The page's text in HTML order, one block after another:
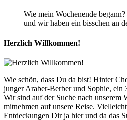
Wie mein Wochenende
und wir haben ein bisschen an
Herzlich Willkommen!
Wie schön, dass Du da bist! Hinter
junger Araber-Berber und Sophie, ein
Wir sind auf der Suche nach unserem
mitnehmen auf unsere Reise.
Entdeckungen Dir ja hier und da das